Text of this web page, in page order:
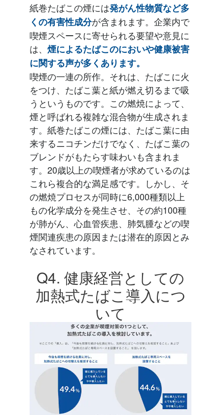
紙巻たばこの煙には発がん性物質など多
くの有害性成分が含まれます。企業内で
喫煙スペースに寄せられる要望や意見に
は、 煙によるたばこのにおいや健康被害
に関する声が多くあります。
喫煙の一連の所作。それは、たばこに火
をつけ、たばこ葉と紙が燃え切るまで吸
うというものです。この燃焼によって、
煙と呼ばれる複雑な混合物が生成されま
す。紙巻たばこの煙には、たばこ葉に由
来するニコチンだけでなく、たばこ葉の
ブレンドがもたらす味わいも含まれま
す。20歳以上の喫煙者が求めているのは
これら複合的な満足感です。しかし、そ
の燃焼プロセスが同時に6,000種類以上
もの化学成分を発生させ、その約100種
が肺がん、心血管疾患、肺気腫などの喫
煙関連疾患の原因または潜在的原因とみ
なされています。
Q4. 健康経営としての
加熱式たばこ導入につ
いて